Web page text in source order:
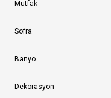
Mutfak
Sofra
Banyo
Dekorasyon